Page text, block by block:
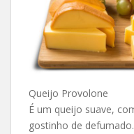
Queijo Provolone
É um queijo suave,
gostinho de